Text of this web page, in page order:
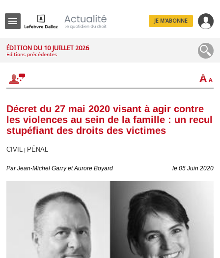
JE M'ABONNE
ÉDITION DU 10 JUILLET 2026
Éditions précédentes
Décret du 27 mai 2020 visant à agir contre
les violences au sein de la famille : un recul
stupéfiant des droits des victimes
CIVIL PÉNAL
ParJean-Michel Garry et Aurore Boyard le 05 Juin 2020